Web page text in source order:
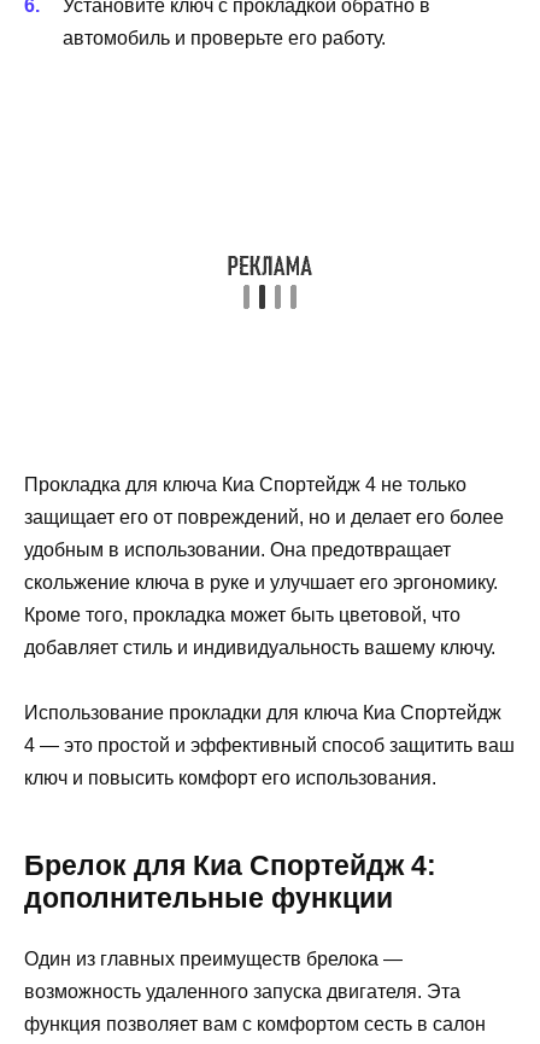
Установите ключ с прокладкой обратно в
автомобиль и проверьте его работу.
Прокладка для ключа Киа Спортейдж 4 не только
защищает его от повреждений, но и делает его более
удобным в использовании. Она предотвращает
скольжение ключа в руке и улучшает его эргономику.
Кроме того, прокладка может быть цветовой, что
добавляет стиль и индивидуальность вашему ключу.
Использование прокладки для ключа Киа Спортейдж
4 — это простой и эффективный способ защитить ваш
ключ и повысить комфорт его использования.
Брелок для Киа Спортейдж 4:
дополнительные функции
Один из главных преимуществ брелока —
возможность удаленного запуска двигателя. Эта
функция позволяет вам с комфортом сесть в салон